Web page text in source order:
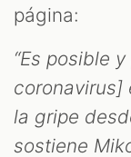
página:
“Es posible
coronavirus]
la gripe
sostiene